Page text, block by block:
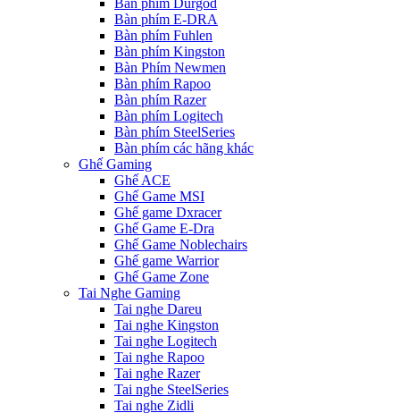
Bàn phím Durgod
Bàn phím E-DRA
Bàn phím Fuhlen
Bàn phím Kingston
Bàn Phím Newmen
Bàn phím Rapoo
Bàn phím Razer
Bàn phím Logitech
Bàn phím SteelSeries
Bàn phím các hãng khác
Ghế Gaming
Ghế ACE
Ghế Game MSI
Ghế game Dxracer
Ghế Game E-Dra
Ghế Game Noblechairs
Ghế game Warrior
Ghế Game Zone
Tai Nghe Gaming
Tai nghe Dareu
Tai nghe Kingston
Tai nghe Logitech
Tai nghe Rapoo
Tai nghe Razer
Tai nghe SteelSeries
Tai nghe Zidli